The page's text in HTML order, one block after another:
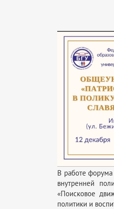
В работе форума
внутренней
«Поисковое
политики и